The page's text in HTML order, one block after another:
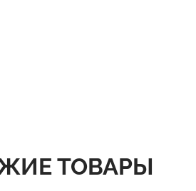
ТОВАРЫ